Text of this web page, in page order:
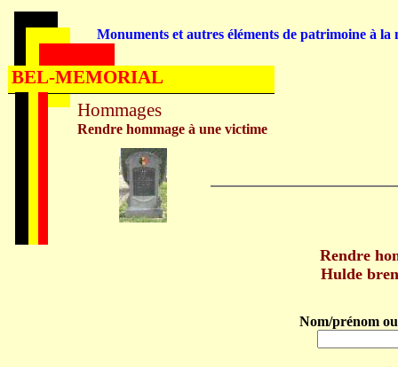
Rendre
Hulde
Nom/prénom
Hommages
Rendre hommage à une victime
Monuments et autres éléments de patrimoine à la
BEL-MEMORIAL